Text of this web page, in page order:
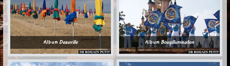
Album Deauville AlbumBougillumination